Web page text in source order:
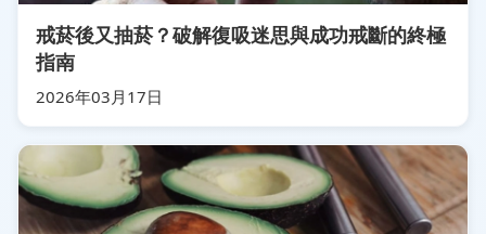
戒菸後又抽菸？破解復吸迷思與成功戒斷的終極
指南
2026年03月17日